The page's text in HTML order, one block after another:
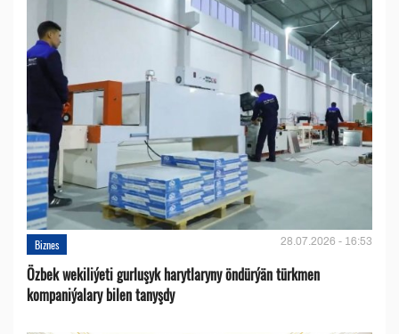
Biznes 28.07.2026 - 16:53
Özbek wekiliýeti gurluşyk harytlaryny öndürýän türkmen
kompaniýalary bilen tanyşdy